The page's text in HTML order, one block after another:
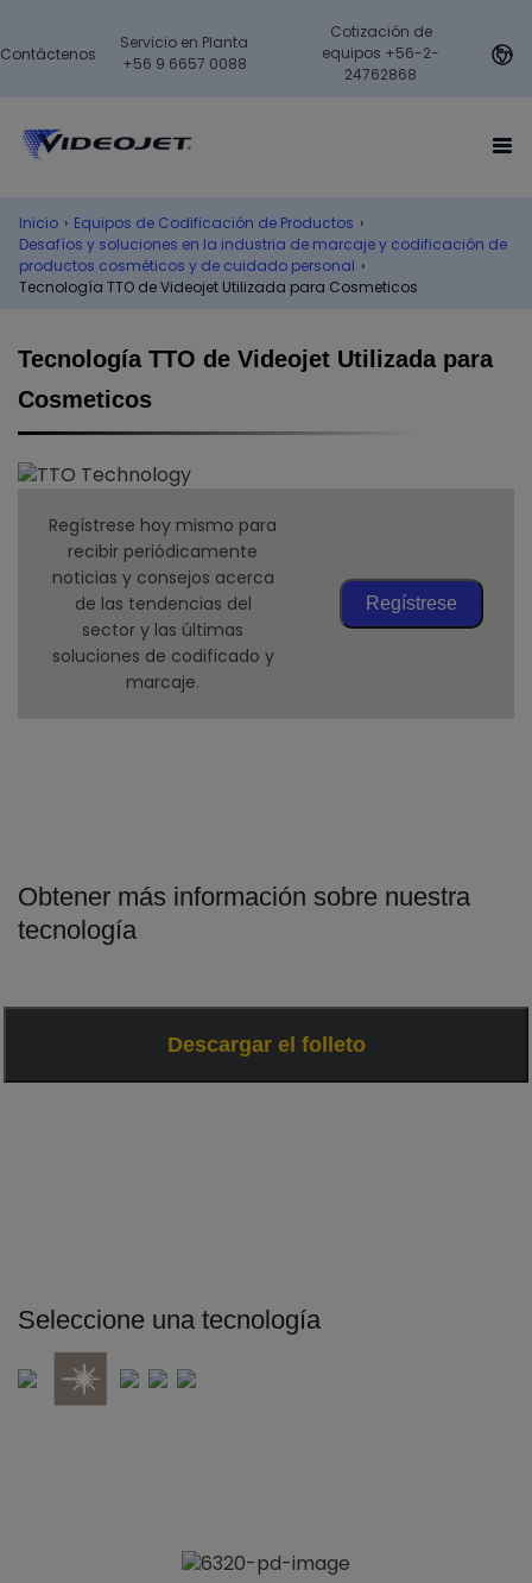
Contáctenos
Servicio en Planta
+56 9 6657 0088
Cotización de
equipos +56-2-
24762868
Inicio › Equipos de Codificación de Productos ›
Desafíos y soluciones en la industria de marcaje y codificación de
productos cosméticos y de cuidado personal ›
Tecnología TTO de Videojet Utilizada para Cosmeticos
Tecnología TTO de Videojet Utilizada para
Cosmeticos
Regístrese hoy mismo para
recibir periódicamente
noticias y consejos acerca
de las tendencias del
sector y las últimas
soluciones de codificado y
marcaje.
Regístrese
Obtener más información sobre nuestra
tecnología
Descargar el folleto
Seleccione una tecnología